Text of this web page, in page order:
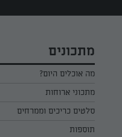
מתכונים
מה אוכלים היום?
מתכוני ארוחות
ארוחת בוקר
ארוחת צהריים
סלטים כריכים וממרחים
כל הסלטים כריכים וממרחים
תוספות